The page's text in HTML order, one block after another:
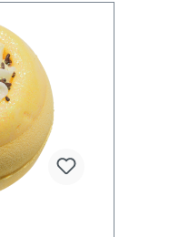
Natron,
Duft
Badesalz mit
einem herb
Schafmilch,
kuschlig
Heilkreide,
Duft